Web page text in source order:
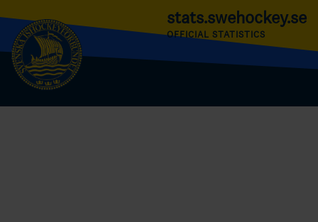
stats.swehockey.se
OFFICIAL STATISTICS